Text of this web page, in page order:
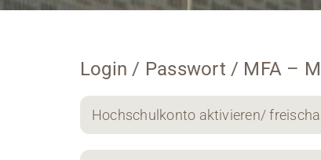
Login / Passwort / MFA –
Hochschulkonto aktivieren/